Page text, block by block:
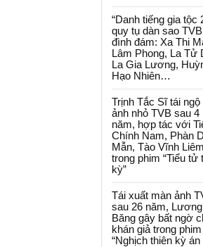
“Danh tiếng gia tộc
quy tụ dàn sao TVB
đình đám: Xa Thi
Lâm Phong, La Tử
La Gia Lương,
Hạo Nhiên…
Trịnh Tắc Sĩ tái ngộ
ảnh nhỏ TVB sau 4
năm, hợp tác với
Chính Nam, Phàn
Mẫn, Tào Vĩnh
trong phim “Tiểu tử
kỳ”
Tái xuất màn ảnh
sau 26 năm,
Băng gây bất ngờ
khán giả trong phim
“Nghịch thiên kỳ án